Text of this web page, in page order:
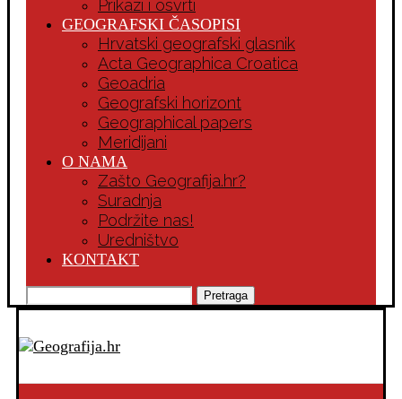
Prikazi i osvrti
GEOGRAFSKI ČASOPISI
Hrvatski geografski glasnik
Acta Geographica Croatica
Geoadria
Geografski horizont
Geographical papers
Meridijani
O NAMA
Zašto Geografija.hr?
Suradnja
Podržite nas!
Uredništvo
KONTAKT
Pretraga